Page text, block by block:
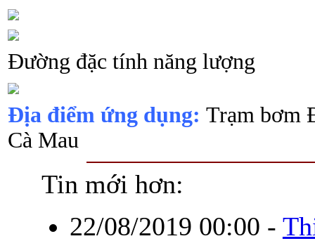
Đường đặc tính năng lượng
Địa điểm ứng dụng: Trạm bơm
Cà Mau
Tin mới hơn:
22/08/2019 00:00 -